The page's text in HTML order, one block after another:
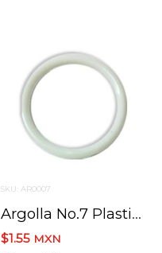
SKU: AR0007
Argolla No.7 Plastico Blanco 8 Cm
$1.55 MXN